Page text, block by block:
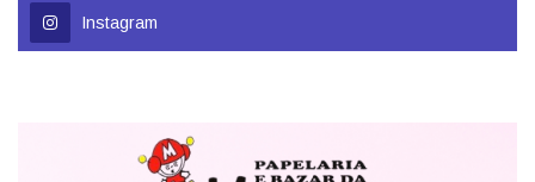
Instagram